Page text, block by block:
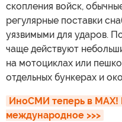
скопления войск,
регулярные поставки
уязвимыми для ударов.
чаще действуют
на мотоциклах или
отдельных бункерах и
ИноСМИ теперь в MAX!
международное >>>